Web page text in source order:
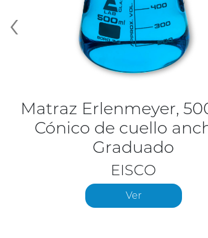
Matraz Erlenmeyer,
Cónico de cuello
Graduado
EISCO
Ver
‹